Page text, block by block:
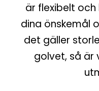
är flexibelt
dina önskemål
det gäller
golvet, så är